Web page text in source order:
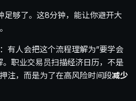
足够了。这8分钟，能让你避开大
有人会把这个流程理解为”要学会
职业交易员扫描经济日历，不是
注，而是为了在高风险时间段减少